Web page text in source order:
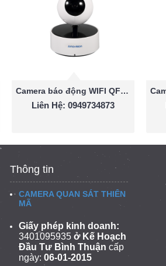
Camera báo động WIFI QF519
Liên Hệ: 0949734873
Thông tin
CAMERA QUAN SÁT THIÊN
MÃ
Giấy phép kinh doanh:
3401095935 ở Kế Hoạch
Đầu Tư Bình Thuận cấp
ngày: 06-01-2015